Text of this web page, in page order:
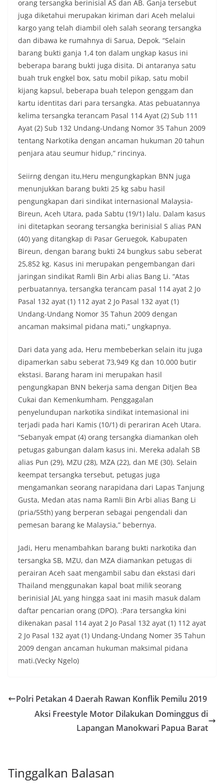
orang tersangka berinisial AS dan AB. Ganja tersebut
juga diketahui merupakan kiriman dari Aceh melalui
kargo yang telah diambil oleh salah seorang tersangka
dan dibawa ke rumahnya di Sarua, Depok. “Selain
barang bukti ganja 1,4 ton dalam ungkap kasus ini
beberapa barang bukti juga disita. Di antaranya satu
buah truk engkel box, satu mobil pikap, satu mobil
kijang kapsul, beberapa buah telepon genggam dan
kartu identitas dari para tersangka. Atas pebuatannya
kelima tersangka terancam Pasal 114 Ayat (2) Sub 111
Ayat (2) Sub 132 Undang-Undang Nomor 35 Tahun 2009
tentang Narkotika dengan ancaman hukuman 20 tahun
penjara atau seumur hidup,” rincinya.
Seiirng dengan itu,Heru mengungkapkan BNN juga
menunjukkan barang bukti 25 kg sabu hasil
pengungkapan dari sindikat internasional Malaysia-
Bireun, Aceh Utara, pada Sabtu (19/1) lalu. Dalam kasus
ini ditetapkan seorang tersangka berinisial S alias PAN
(40) yang ditangkap di Pasar Geruegok, Kabupaten
Bireun, dengan barang bukti 24 bungkus sabu seberat
25,852 kg. Kasus ini merupakan pengembangan dari
jaringan sindikat Ramli Bin Arbi alias Bang Li. “Atas
perbuatannya, tersangka terancam pasal 114 ayat 2 Jo
Pasal 132 ayat (1) 112 ayat 2 Jo Pasal 132 ayat (1)
Undang-Undang Nomor 35 Tahun 2009 dengan
ancaman maksimal pidana mati,” ungkapnya.
Dari data yang ada, Heru membeberkan selain itu juga
dipamerkan sabu seberat 73,949 Kg dan 10.000 butir
ekstasi. Barang haram ini merupakan hasil
pengungkapan BNN bekerja sama dengan Ditjen Bea
Cukai dan Kemenkumham. Penggagalan
penyelundupan narkotika sindikat intemasional ini
terjadi pada hari Kamis (10/1) di perariran Aceh Utara.
“Sebanyak empat (4) orang tersangka diamankan oleh
petugas gabungan dalam kasus ini. Mereka adalah SB
alias Pun (29), MZU (28), MZA (22), dan ME (30). Selain
keempat tersangka tersebut, petugas juga
mengamankan seorang narapidana dari Lapas Tanjung
Gusta, Medan atas nama Ramli Bin Arbi alias Bang Li
(pria/55th) yang berperan sebagai pengendali dan
pemesan barang ke Malaysia,” bebernya.
Jadi, Heru menambahkan barang bukti narkotika dan
tersangka SB, MZU, dan MZA diamankan petugas di
perairan Aceh saat mengambil sabu dan ekstasi dari
Thailand menggunakan kapal boat milik seorang
berinisial JAL yang hingga saat ini masih masuk dalam
daftar pencarian orang (DPO). :Para tersangka kini
dikenakan pasal 114 ayat 2 Jo Pasal 132 ayat (1) 112 ayat
2 Jo Pasal 132 ayat (1) Undang-Undang Nomer 35 Tahun
2009 dengan ancaman hukuman maksimal pidana
mati.(Vecky Ngelo)
Polri Petakan 4 Daerah Rawan Konflik Pemilu 2019
Aksi Freestyle Motor Dilakukan Dominggus di
Lapangan Manokwari Papua Barat
Tinggalkan Balasan